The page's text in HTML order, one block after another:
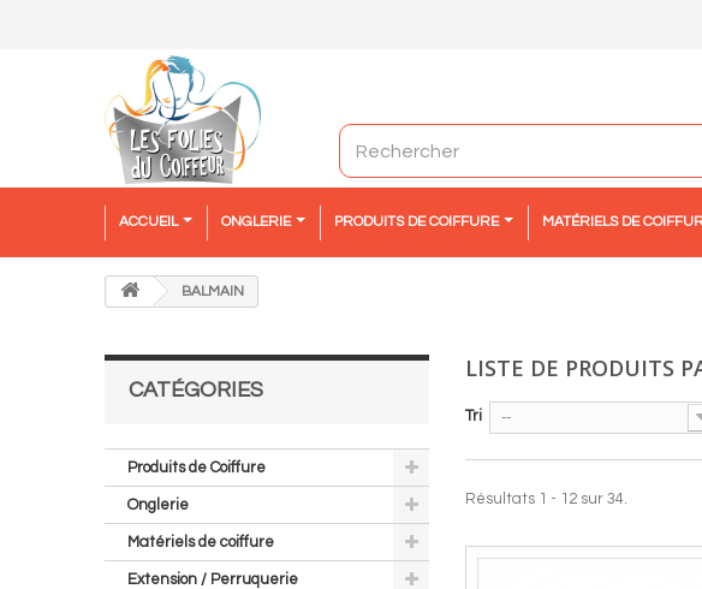
ACCUEIL ONGLERIE PRODUITS DE COIFFURE MATÉRIELS DE
BALMAIN
CATÉGORIES
Produits de Coiffure
Onglerie
Matériels de coiffure
Extension / Perruquerie
LISTE DE PRODUITS
Tri --
Résultats 1 - 12 sur 34.